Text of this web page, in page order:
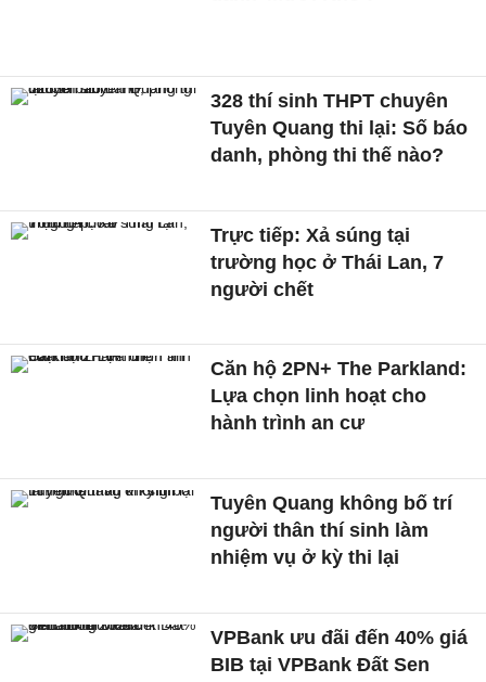
328 thí sinh THPT chuyên
Tuyên Quang thi lại: Số báo
danh, phòng thi thế nào?
Trực tiếp: Xả súng tại
trường học ở Thái Lan, 7
người chết
Căn hộ 2PN+ The Parkland:
Lựa chọn linh hoạt cho
hành trình an cư
Tuyên Quang không bố trí
người thân thí sinh làm
nhiệm vụ ở kỳ thi lại
VPBank ưu đãi đến 40% giá
BIB tại VPBank Đất Sen